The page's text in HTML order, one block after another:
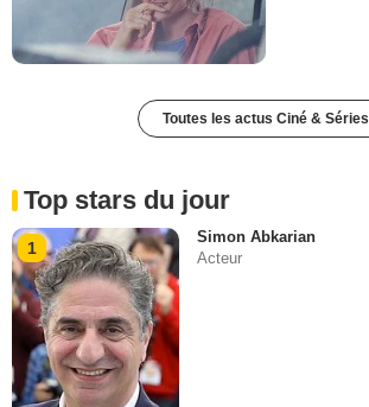
Toutes les actus Ciné & Séries
Top stars du jour
1
Simon Abkarian
Acteur